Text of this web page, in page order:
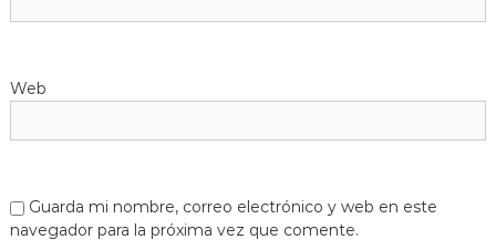
Web
Guarda mi nombre, correo electrónico y web en este
navegador para la próxima vez que comente.